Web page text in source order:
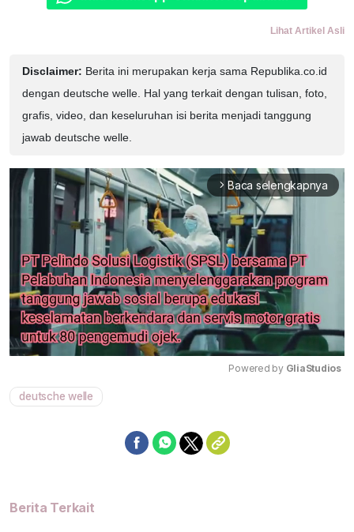
Lihat Artikel Asli
Disclaimer: Berita ini merupakan kerja sama Republika.co.id
dengan deutsche welle. Hal yang terkait dengan tulisan, foto,
grafis, video, dan keseluruhan isi berita menjadi tanggung
jawab deutsche welle.
arrow_forward_ios Baca selengkapnya
Powered by GliaStudios
deutsche welle
Berita Terkait